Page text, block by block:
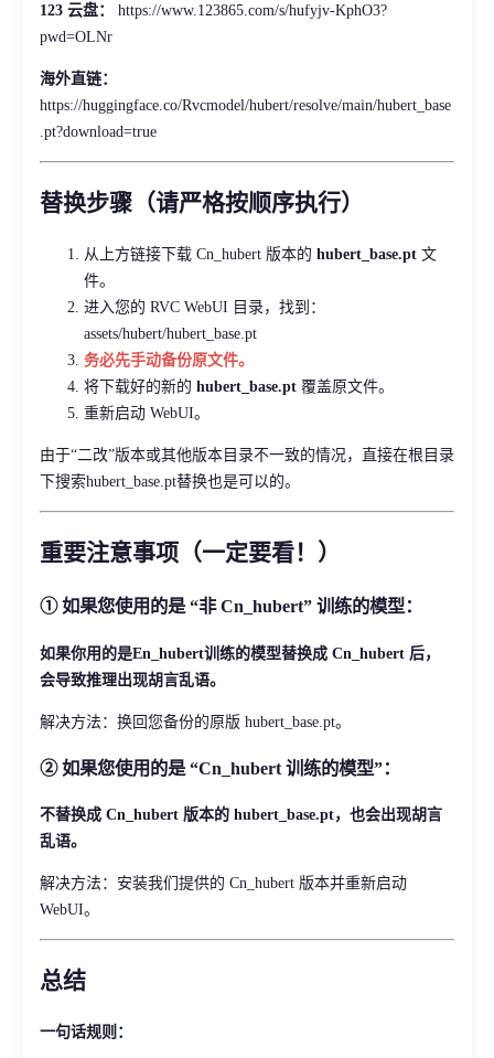
123 云盘：
https://www.123865.com/s/hufyjv-KphO3?
pwd=OLNr
海外直链：
https://huggingface.co/Rvcmodel/hubert/resolve/main/hubert_base
.pt?download=true
替换步骤（请严格按顺序执行）
从上方链接下载 Cn_hubert 版本的 hubert_base.pt 文
件。
进入您的 RVC WebUI 目录，找到：
assets/hubert/hubert_base.pt
务必先手动备份原文件。
将下载好的新的 hubert_base.pt 覆盖原文件。
重新启动 WebUI。
由于“二改”版本或其他版本目录不一致的情况，直接在根目录
下搜索hubert_base.pt替换也是可以的。
重要注意事项（一定要看！）
① 如果您使用的是 “非 Cn_hubert” 训练的模型：
如果你用的是En_hubert训练的模型替换成 Cn_hubert 后，
会导致推理出现胡言乱语。
解决方法：换回您备份的原版 hubert_base.pt。
② 如果您使用的是 “Cn_hubert 训练的模型”：
不替换成 Cn_hubert 版本的 hubert_base.pt，也会出现胡言
乱语。
解决方法：安装我们提供的 Cn_hubert 版本并重新启动
WebUI。
总结
一句话规则：